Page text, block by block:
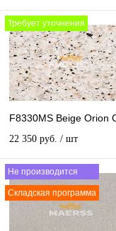
Требует уточнения
F8330MS Beige Orion
22 350 руб. / шт
Не производится
Складская программа